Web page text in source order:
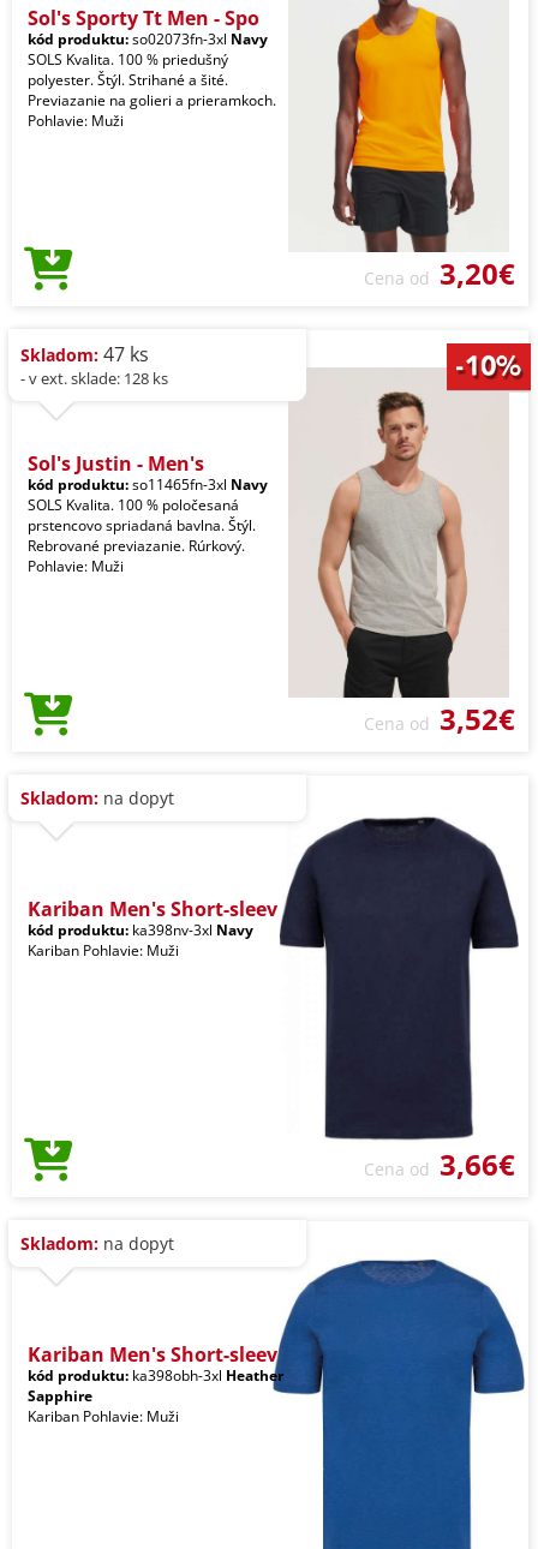
Sol's Sporty Tt Men - Spo
kód produktu:so02073fn-3xl Navy
SOLS Kvalita. 100 % priedušný
polyester. Štýl. Strihané a šité.
Previazanie na golieri a prieramkoch.
Pohlavie: Muži
Cena od 3,20€
Skladom: 47 ks
- v ext. sklade: 128 ks
Sol's Justin - Men's
kód produktu:so11465fn-3xl Navy
SOLS Kvalita. 100 % poločesaná
prstencovo spriadaná bavlna. Štýl.
Rebrované previazanie. Rúrkový.
Pohlavie: Muži
Cena od 3,52€
Skladom: na dopyt
Kariban Men's Short-sleev
kód produktu: ka398nv-3xl Navy
Kariban Pohlavie: Muži
Cena od 3,66€
Skladom: na dopyt
Kariban Men's Short-sleev
kód produktu: ka398obh-3xl Heather
Sapphire
Kariban Pohlavie: Muži